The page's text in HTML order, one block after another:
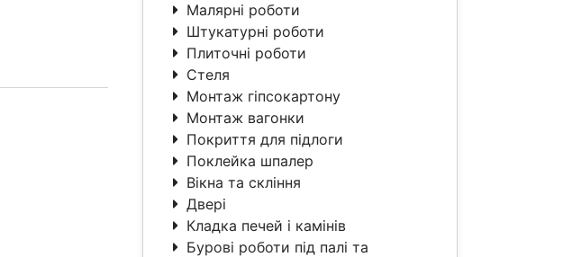
Малярні роботи
Штукатурні роботи
Плиточні роботи
Стеля
Монтаж гіпсокартону
Монтаж вагонки
Покриття для підлоги
Поклейка шпалер
Вікна та скління
Двері
Кладка печей і камінів
Бурові роботи під палі та